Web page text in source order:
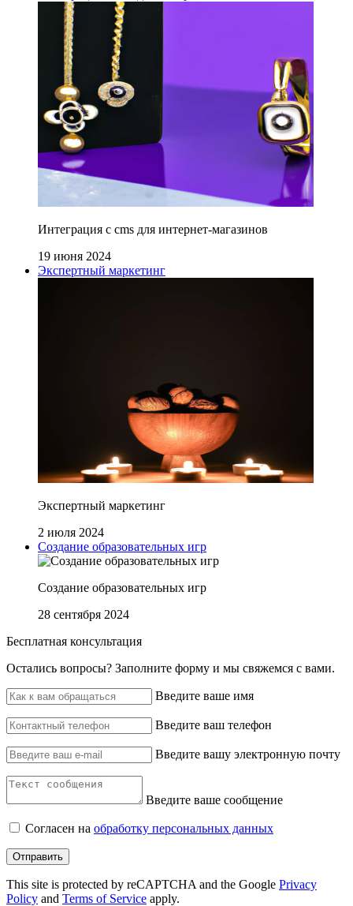
Интеграция с cms для интернет-магазинов
19 июня 2024
Экспертный маркетинг
Экспертный маркетинг
2 июля 2024
Создание образовательных игр
Создание образовательных игр
28 сентября 2024
Бесплатная консультация
Остались вопросы? ‌Заполните форму и мы свяжемся с вами.
Введите ваше имя
Введите ваш телефон
Введите вашу электронную почту
Введите ваше сообщение
Согласен на обработку персональных данных
Отправить
This site is protected by reCAPTCHA and the Google Privacy
Policy and Terms of Service apply.